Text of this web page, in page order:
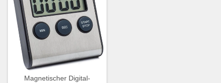
Magnetischer Digital-